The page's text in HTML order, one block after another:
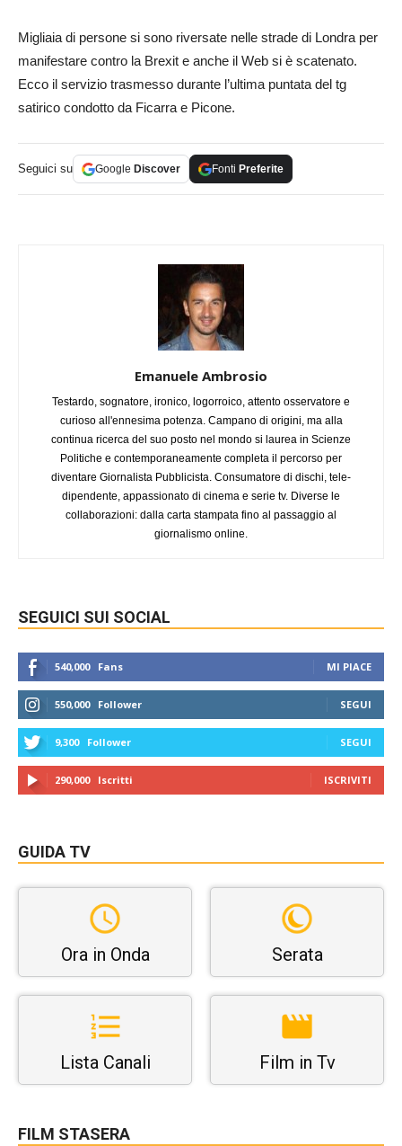
Migliaia di persone si sono riversate nelle strade di Londra per
manifestare contro la Brexit e anche il Web si è scatenato.
Ecco il servizio trasmesso durante l’ultima puntata del tg
satirico condotto da Ficarra e Picone.
Seguici su Google Discover Fonti Preferite
Emanuele Ambrosio
Testardo, sognatore, ironico, logorroico, attento osservatore e
curioso all'ennesima potenza. Campano di origini, ma alla
continua ricerca del suo posto nel mondo si laurea in Scienze
Politiche e contemporaneamente completa il percorso per
diventare Giornalista Pubblicista. Consumatore di dischi, tele-
dipendente, appassionato di cinema e serie tv. Diverse le
collaborazioni: dalla carta stampata fino al passaggio al
giornalismo online.
SEGUICI SUI SOCIAL
540,000 Fans MI PIACE
550,000 Follower SEGUI
9,300 Follower SEGUI
290,000 Iscritti ISCRIVITI
GUIDA TV
Ora in Onda Serata
Lista Canali Film in Tv
FILM STASERA